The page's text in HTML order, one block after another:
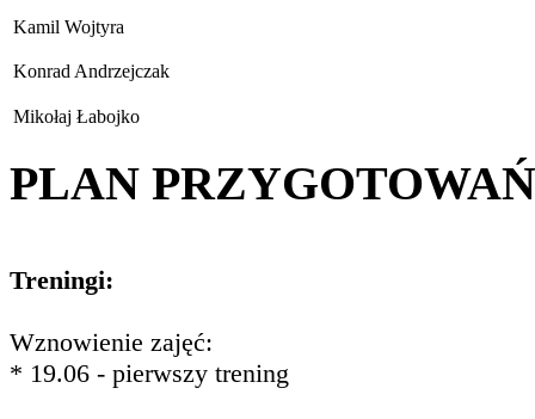
Kamil Wojtyra
Konrad Andrzejczak
Mikołaj Łabojko
PLAN PRZYGOTOWAŃ
Treningi:
Wznowienie zajęć:
* 19.06 - pierwszy trening